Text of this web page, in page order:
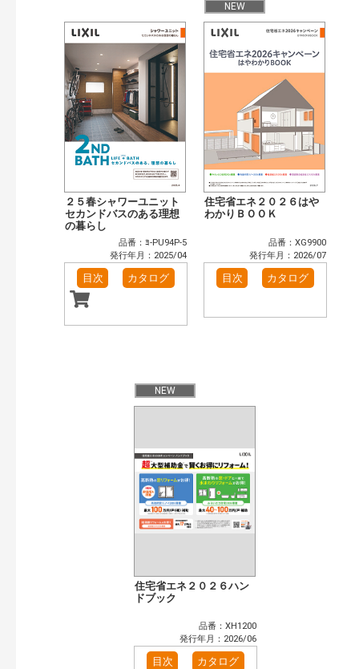
２５春シャワーユニット
セカンドバスのある理想
の暮らし
品番：ﾖ-PU94P-5
発行年月：2025/04
目次 カタログ
NEW
住宅省エネ２０２６はや
わかりＢＯＯＫ
品番：XG9900
発行年月：2026/07
目次 カタログ
NEW
住宅省エネ２０２６ハン
ドブック
品番：XH1200
発行年月：2026/06
目次 カタログ